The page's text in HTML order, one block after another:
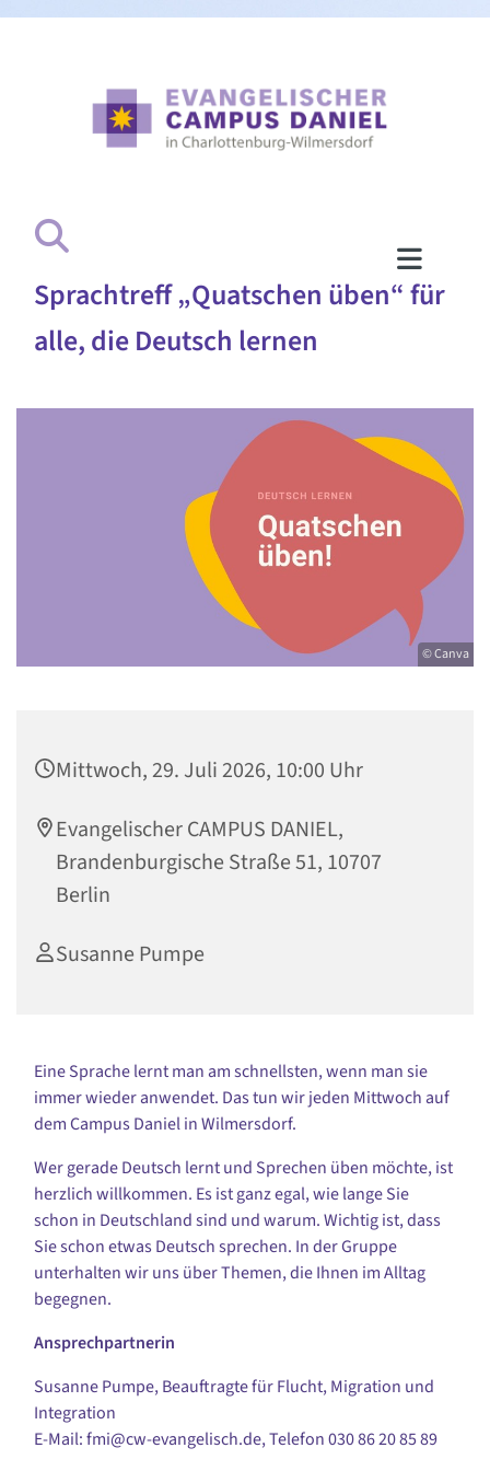
Sprachtreff „Quatschen üben“ für
alle, die Deutsch lernen
© Canva
Mittwoch, 29. Juli 2026, 10:00 Uhr
Evangelischer CAMPUS DANIEL,
Brandenburgische Straße 51, 10707
Berlin
Susanne Pumpe
Eine Sprache lernt man am schnellsten, wenn man sie
immer wieder anwendet. Das tun wir jeden Mittwoch auf
dem Campus Daniel in Wilmersdorf.
Wer gerade Deutsch lernt und Sprechen üben möchte, ist
herzlich willkommen. Es ist ganz egal, wie lange Sie
schon in Deutschland sind und warum. Wichtig ist, dass
Sie schon etwas Deutsch sprechen. In der Gruppe
unterhalten wir uns über Themen, die Ihnen im Alltag
begegnen.
Ansprechpartnerin
Susanne Pumpe, Beauftragte für Flucht, Migration und
Integration
E-Mail: fmi@cw-evangelisch.de, Telefon030 86 20 85 89